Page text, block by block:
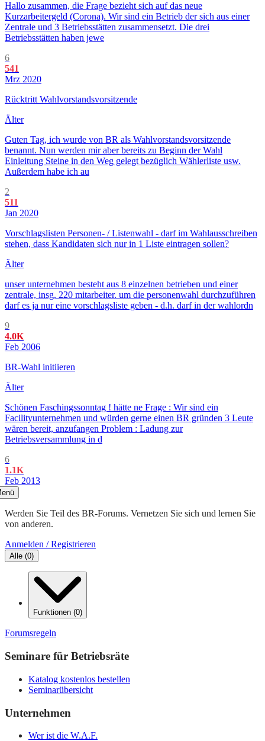
Hallo zusammen, die Frage bezieht sich auf das neue
Kurzarbeitergeld (Corona). Wir sind ein Betrieb der sich aus einer
Zentrale und 3 Betriebsstätten zusammensetzt. Die drei
Betriebsstätten haben jewe
6
541
Mrz 2020
Rücktritt Wahlvorstandsvorsitzende
Älter
Guten Tag, ich wurde von BR als Wahlvorstandsvorsitzende
benannt. Nun werden mir aber bereits zu Beginn der Wahl
Einleitung Steine in den Weg gelegt bezüglich Wählerliste usw.
Außerdem habe ich au
2
511
Jan 2020
Vorschlagslisten Personen- / Listenwahl - darf im Wahlausschreiben
stehen, dass Kandidaten sich nur in 1 Liste eintragen sollen?
Älter
unser unternehmen besteht aus 8 einzelnen betrieben und einer
zentrale, insg. 220 mitarbeiter. um die personenwahl durchzuführen
darf es ja nur eine vorschlagsliste geben - d.h. darf in der wahlordn
9
4.0K
Feb 2006
BR-Wahl initiieren
Älter
Schönen Faschingssonntag ! hätte ne Frage : Wir sind ein
Facilityunternehmen und würden gerne einen BR gründen 3 Leute
wären bereit, anzufangen Problem : Ladung zur
Betriebsversammlung in d
6
1.1K
Feb 2013
Werden Sie Teil des BR-Forums. Vernetzen Sie sich und lernen Sie
von anderen.
Anmelden / Registrieren
Alle (0)
Funktionen (0)
Forumsregeln
Seminare für Betriebsräte
Katalog kostenlos bestellen
Seminarübersicht
Unternehmen
Wer ist die W.A.F.